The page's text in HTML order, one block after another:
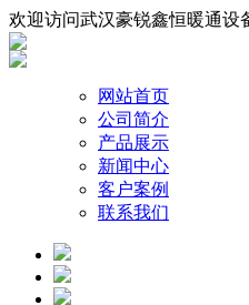
欢迎访问武汉豪锐鑫恒暖通设
网站首页
公司简介
产品展示
新闻中心
客户案例
联系我们